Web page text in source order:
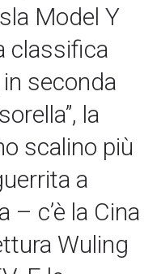
Model Y
classifica
seconda
la
scalino più
a
– c’è la Cina
Wuling